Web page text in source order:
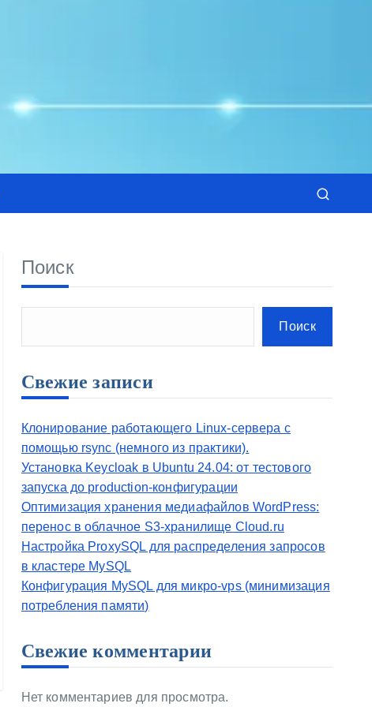
Поиск
Поиск
Свежие записи
Клонирование работающего Linux-сервера с
помощью rsync (немного из практики).
Установка Keycloak в Ubuntu 24.04: от тестового
запуска до production-конфигурации
Оптимизация хранения медиафайлов WordPress:
перенос в облачное S3-хранилище Cloud.ru
Настройка ProxySQL для распределения запросов
в кластере MySQL
Конфигурация MySQL для микро-vps (минимизация
потребления памяти)
Свежие комментарии
Нет комментариев для просмотра.